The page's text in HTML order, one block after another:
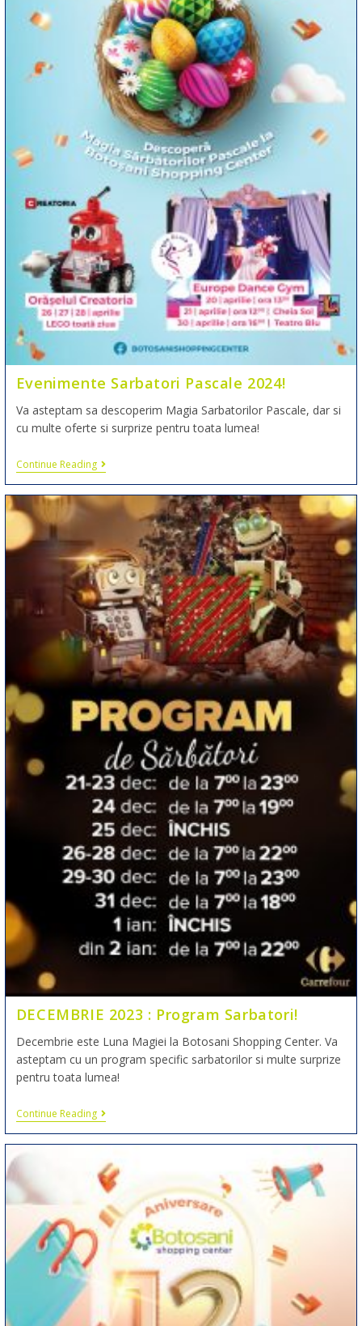
Evenimente Sarbatori Pascale 2024!
Va asteptam sa descoperim Magia Sarbatorilor Pascale, dar si
cu multe oferte si surprize pentru toata lumea!
Continue Reading
DECEMBRIE 2023 : Program Sarbatori!
Decembrie este Luna Magiei la Botosani Shopping Center. Va
asteptam cu un program specific sarbatorilor si multe surprize
pentru toata lumea!
Continue Reading